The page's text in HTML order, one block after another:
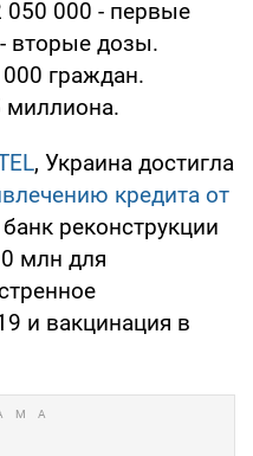
050 000 - первые
вторые дозы.
граждан.
миллиона.
, Украина достигла
кредита от
реконструкции
млн для
и вакцинация в